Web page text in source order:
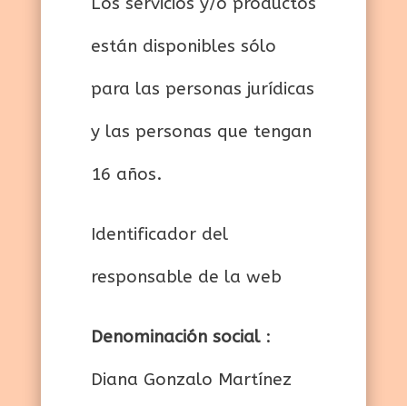
están disponibles sólo
para las personas jurídicas
y las personas que tengan
16 años.
Identificador del
responsable de la web
Denominación social:
Diana Gonzalo Martínez